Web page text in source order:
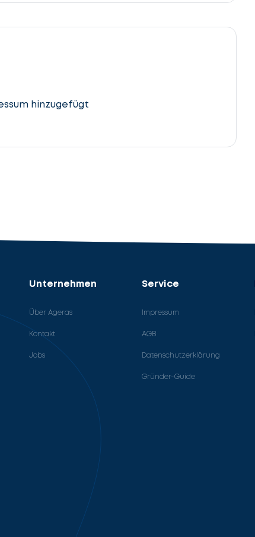
hinzugefügt
Unternehmen
Über Ageras
Kontakt
Jobs
Service
Impressum
AGB
Datenschutzerklärung
Gründer-Guide